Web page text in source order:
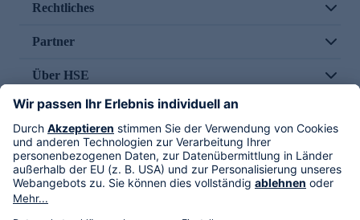
Rechtliches
Partner
Über HSE
Im TV
HSE International